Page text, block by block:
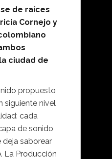
de raíces
Cornejo y
ciudad de
propuesto
siguiente nivel
cada
de sonido
deja saborear
La Producción